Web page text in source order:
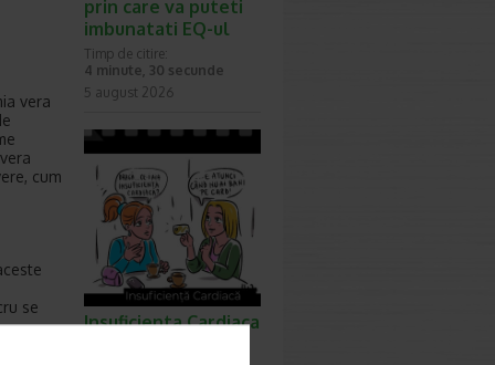
vera
cum
se
prin care va puteti
imbunatati EQ-ul
Timp de citire:
4 minute, 30 secunde
5 august 2026
Insuficienta Cardiaca